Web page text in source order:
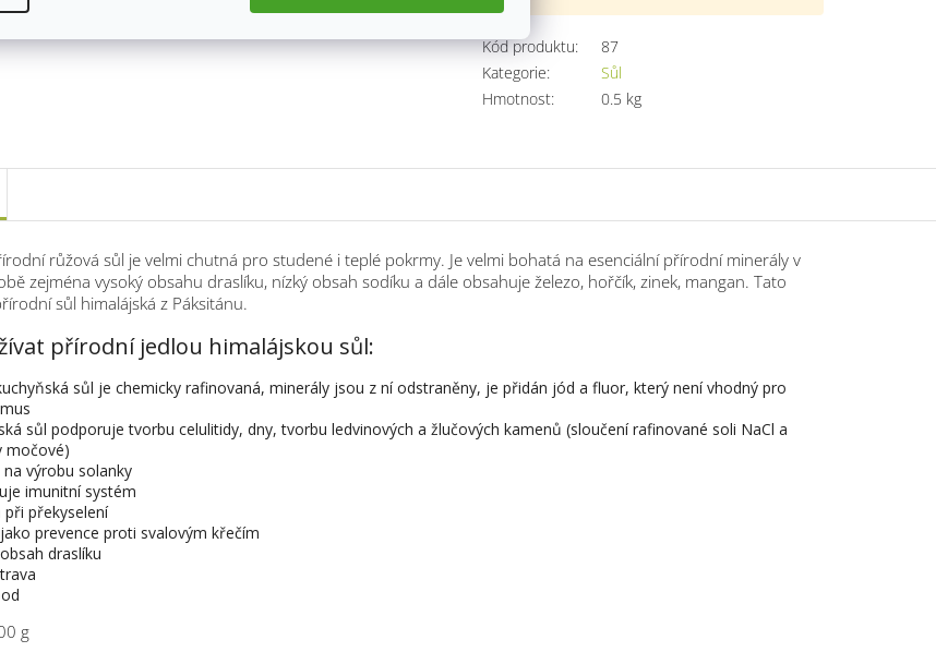
Kód produktu:
87
Kategorie:
Sůl
Hmotnost: 0.5 kg
růžová sůl je velmi chutná pro studené i teplé pokrmy. Je velmi bohatá na esenciální přírodní minerály v
zejména vysoký obsahu draslíku, nízký obsah sodíku a dále obsahuje železo, hořčík, zinek, mangan. Tato
sůl himalájská z Páksitánu.
přírodní jedlou himalájskou sůl:
sůl je chemicky rafinovaná, minerály jsou z ní odstraněny, je přidán jód a fluor, který není vhodný pro
sůl podporuje tvorbu celulitidy, dny, tvorbu ledvinových a žlučových kamenů (sloučení rafinované soli NaCl a
močové)
výrobu solanky
imunitní systém
při překyselení
prevence proti svalovým křečím
draslíku
g